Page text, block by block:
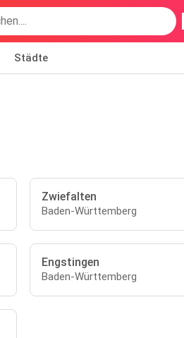
Städte
Zwiefalten
Baden-Württemberg
Engstingen
Baden-Württemberg